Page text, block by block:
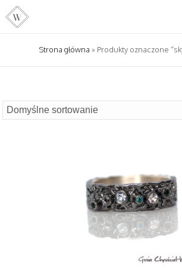
Strona główna » Produkty oznaczone